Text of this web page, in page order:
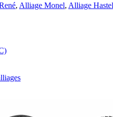
, Alliage Monel, Alliage